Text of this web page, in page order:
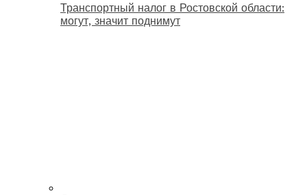
Транспортный налог в Ростовской области:
могут, значит поднимут